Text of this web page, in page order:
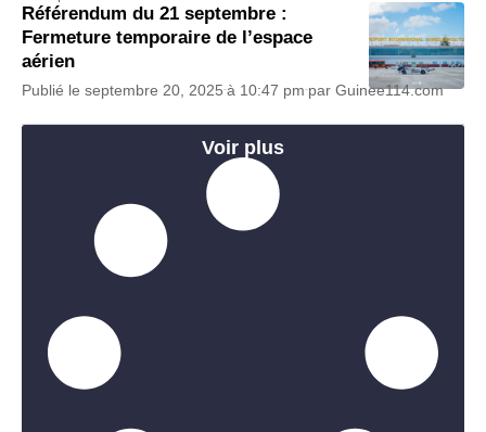
Référendum du 21 septembre :
Fermeture temporaire de l’espace
aérien
Publié le septembre 20, 2025 à 10:47 pm par Guinee114.com
Voir plus